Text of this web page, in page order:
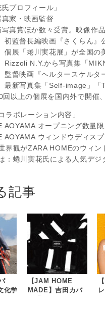
氏プロフィール」
家・映画監督
真賞ほか数々受賞。映像作
督長編映画『さくらん』公
「蜷川実花展」が全国の美
N.Y.から写真集「
映画『ヘルタースケルター
新写真集「Self-image」「
回以上の個展を国内外で開催
ラボレーション内容」
AOYAMA オープニング数量
AOYAMA ウィンドウディス
界観がZARA HOMEのウィン
：蜷川実花氏による人気デジ
記事
化学
【JAM HOME
MADE】吉田カバ